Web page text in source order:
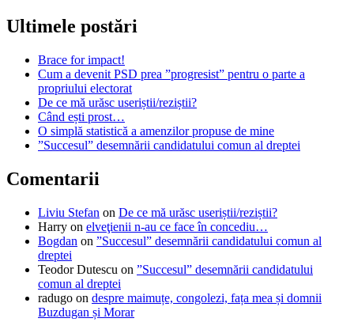
Ultimele postări
Brace for impact!
Cum a devenit PSD prea ”progresist” pentru o parte a
propriului electorat
De ce mă urăsc useriștii/reziștii?
Când ești prost…
O simplă statistică a amenzilor propuse de mine
”Succesul” desemnării candidatului comun al dreptei
Comentarii
Liviu Stefan on De ce mă urăsc useriștii/reziștii?
Harry on elveţienii n-au ce face în concediu…
Bogdan on ”Succesul” desemnării candidatului comun al
dreptei
Teodor Dutescu on ”Succesul” desemnării candidatului
comun al dreptei
radugo on despre maimuțe, congolezi, fața mea și domnii
Buzdugan și Morar